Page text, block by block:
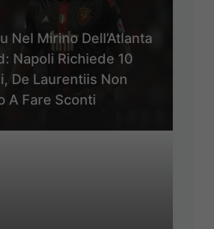
Nel Mirino Dell’Atlanta
Napoli Richiede 10
De Laurentiis Non
A Fare Sconti